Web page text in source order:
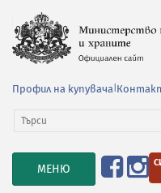
Профил на купувача
TOGGLE
NAVIGATION
МЕНЮ